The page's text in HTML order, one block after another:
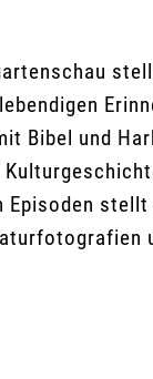
Bibel und
Episoden